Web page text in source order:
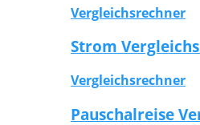
Vergleichsrechner
Strom
Vergleichsrechner
Pauschalreise